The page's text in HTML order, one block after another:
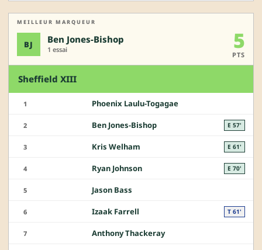
MEILLEUR MARQUEUR
BJ Ben Jones-Bishop
1 essai 5
PTS
Sheffield XIII
1 Phoenix Laulu-Togagae
2 Ben Jones-Bishop E 57'
3 Kris Welham E 61'
4 Ryan Johnson E 70'
5 Jason Bass
6 Izaak Farrell T 61'
7 Anthony Thackeray